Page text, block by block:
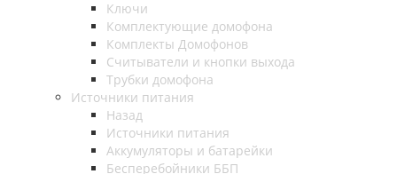
Ключи
Комплектующие домофона
Комплекты Домофонов
Считыватели и кнопки выхода
Трубки домофона
Источники питания
Назад
Источники питания
Аккумуляторы и батарейки
Бесперебойники ББП